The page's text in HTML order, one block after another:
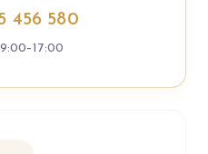
456 580